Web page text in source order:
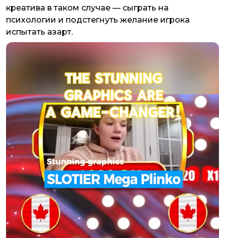
креатива в таком случае — сыграть на
психологии и подстегнуть желание игрока
испытать азарт.